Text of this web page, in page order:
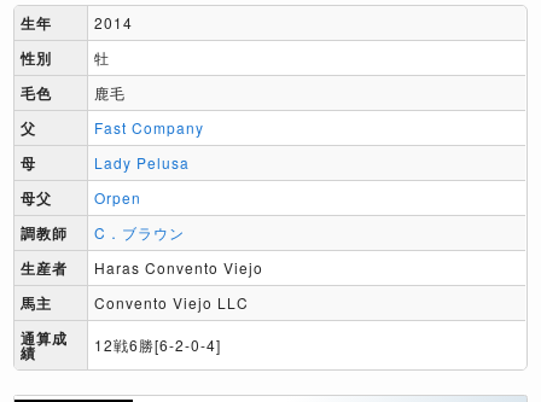
生年 2014
性別 牡
毛色 鹿毛
父 Fast Company
母 Lady Pelusa
母父 Orpen
調教師 C．ブラウン
生産者 Haras Convento Viejo
馬主 Convento Viejo LLC
通算成
績 12戦6勝[6-2-0-4]